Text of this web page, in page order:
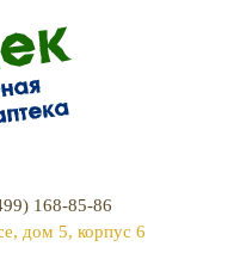
168-85-86
дом 5, корпус 6